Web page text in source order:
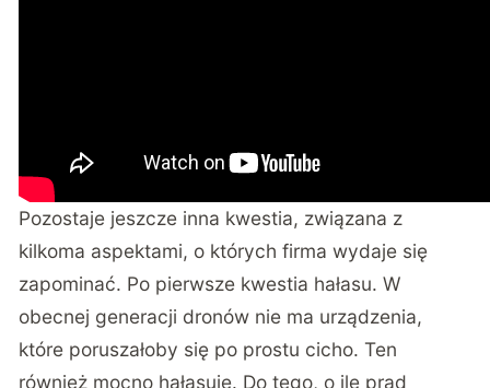
Pozostaje jeszcze inna kwestia, związana z
kilkoma aspektami, o których firma wydaje się
zapominać. Po pierwsze kwestia hałasu. W
obecnej generacji dronów nie ma urządzenia,
które poruszałoby się po prostu cicho. Ten
również mocno hałasuje. Do tego, o ile prąd